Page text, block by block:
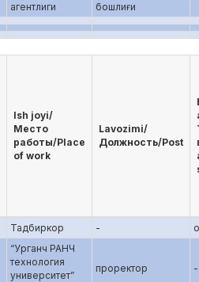
агентлиги
бошлиғи
Ish joyi/
Место
работы/Place
of work
Lavozimi/
Должность/Post
Тадбиркор -
“Урганч РАНЧ
технология
университет”
проректор -